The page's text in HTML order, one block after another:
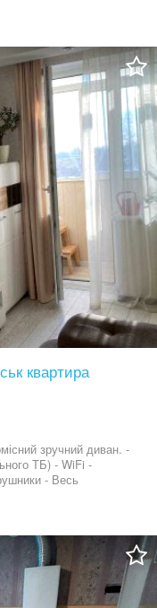
квартира
зручний диван. -
ТБ) - WiFi -
- Весь
заходів
балконі при
після 22:00. При
то також